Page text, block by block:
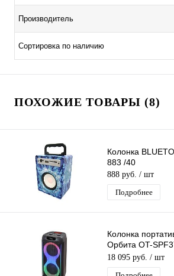
Производитель
Сортировка по наличию
ПОХОЖИЕ ТОВАРЫ (8)
Колонка
883 /40
888 руб. / шт
Подробнее
Колонка
Орбита OT-
USB, FM, AUX)
18 095 руб. / шт